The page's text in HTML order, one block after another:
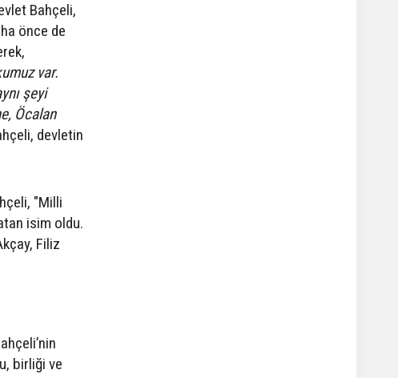
Bahçeli,
önce de
var.
şeyi
Öcalan
devletin
"Milli
isim oldu.
Filiz
birliği ve